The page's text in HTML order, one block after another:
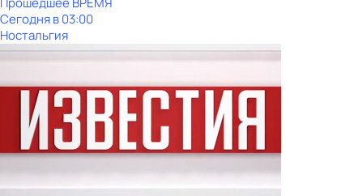
Сегодня в 03:00
Ностальгия